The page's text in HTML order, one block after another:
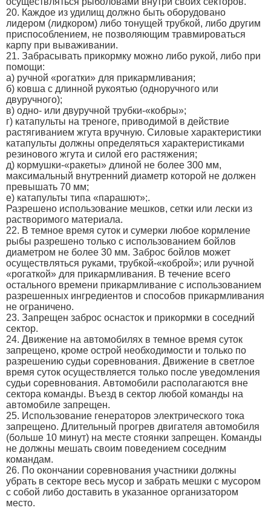
20. Каждое из удилищ должно быть оборудовано
лидером (лидкором) либо тонущей трубкой, либо другим
приспособлением, не позволяющим травмироваться
карпу при вываживании.
21. Забрасывать прикормку можно либо рукой, либо при
помощи:
а) ручной «рогатки» для прикармливания;
б) ковша с длинной рукоятью (одноручного или
двуручного);
в) одно- или двуручной трубки-«кобры»;
г) катапульты на треноге, приводимой в действие
растягиванием жгута вручную. Силовые характеристики
катапульты должны определяться характеристиками
резинового жгута и силой его растяжения;
д) кормушки-«ракеты» длиной не более 300 мм,
максимальный внутренний диаметр которой не должен
превышать 70 мм;
е) катапульты типа «парашют»;.
Разрешено использование мешков, сетки или лески из
растворимого материала.
22. В темное время суток и сумерки любое кормление
рыбы разрешено только с использованием бойлов
диаметром не более 30 мм. Заброс бойлов может
осуществляться руками, трубкой-«коброй»; или ручной
«рогаткой» для прикармливания. В течение всего
остального времени прикармливание с использованием
разрешенных ингредиентов и способов прикармливания
не ограничено.
23. Запрещен заброс оснасток и прикормки в соседний
сектор.
24. Движение на автомобилях в темное время суток
запрещено, кроме острой необходимости и только по
разрешению судьи соревнования. Движение в светлое
время суток осуществляется только после уведомления
судьи соревнования. Автомобили располагаются вне
сектора команды. Въезд в сектор любой команды на
автомобиле запрещен.
25. Использование генераторов электрического тока
запрещено. Длительный прогрев двигателя автомобиля
(больше 10 минут) на месте стоянки запрещен. Команды
не должны мешать своим поведением соседним
командам.
26. По окончании соревнования участники должны
убрать в секторе весь мусор и забрать мешки с мусором
с собой либо доставить в указанное организатором
место.